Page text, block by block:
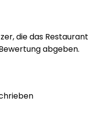
die das Restaurant
abgeben.